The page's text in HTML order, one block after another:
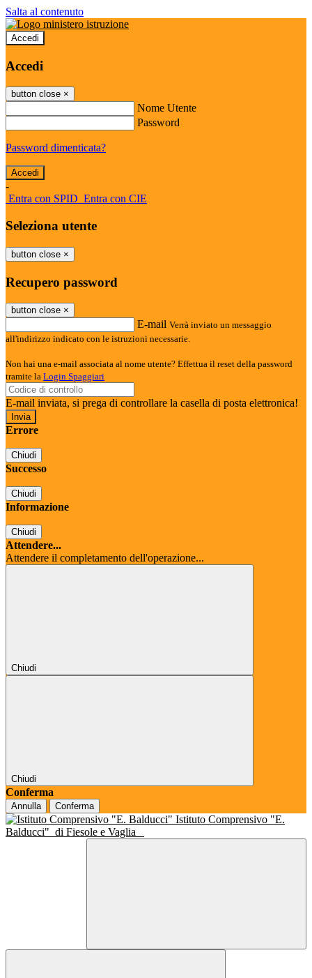
Salta al contenuto
Accedi
Accedi
button close ×
Nome Utente
Password
Password dimenticata?
-
Entra con SPID Entra con CIE
Seleziona utente
button close ×
Recupero password
button close ×
E-mail Verrà inviato un messaggio
all'indirizzo indicato con le istruzioni necessarie.
Non hai una e-mail associata al nome utente? Effettua il reset della password
tramite la Login Spaggiari
E-mail inviata, si prega di controllare la casella di posta elettronica!
Errore
Chiudi
Successo
Chiudi
Informazione
Chiudi
Attendere...
Attendere il completamento dell'operazione...
Chiudi
Chiudi
Conferma
Annulla Conferma
Istituto Comprensivo "E.
Balducci" di Fiesole e Vaglia